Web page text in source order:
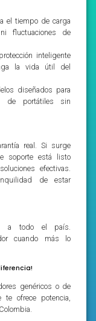
el tiempo de carga
fluctuaciones de
inteligente
la vida útil del
diseñados para
de portátiles sin
real. Si surge
soporte está listo
efectivas.
de estar
a todo el país.
cuando más lo
genéricos o de
ofrece potencia,